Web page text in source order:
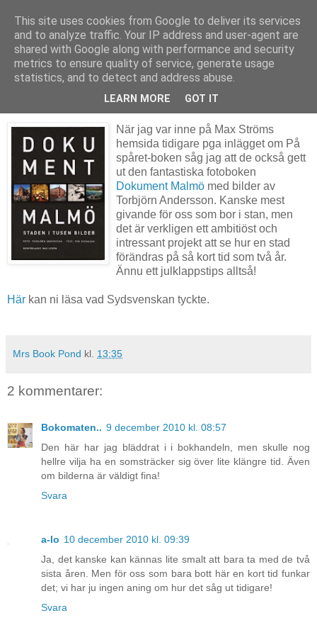
The Book Pond
onsdag 8 december 2010
Dokument Malmö
När jag var inne på Max Ströms
hemsida tidigare pga inlägget om På
spåret-boken såg jag att de också gett
ut den fantastiska fotoboken
Dokument Malmö med bilder av
Torbjörn Andersson. Kanske mest
givande för oss som bor i stan, men
det är verkligen ett ambitiöst och
intressant projekt att se hur en stad
förändras på så kort tid som två år.
Ännu ett julklappstips alltså!
Här kan ni läsa vad Sydsvenskan tyckte.
Mrs Book Pond kl. 13:35
2 kommentarer:
Bokomaten.. 9 december 2010 kl. 08:57
Den här har jag bläddrat i i bokhandeln, men skulle nog
hellre vilja ha en somsträcker sig över lite klängre tid. Även
om bilderna är väldigt fina!
Svara
a-lo 10 december 2010 kl. 09:39
Ja, det kanske kan kännas lite smalt att bara ta med de två
sista åren. Men för oss som bara bott här en kort tid funkar
det; vi har ju ingen aning om hur det såg ut tidigare!
Svara
This site uses cookies from Google to deliver its services
and to analyze traffic. Your IP address and user-agent are
shared with Google along with performance and security
metrics to ensure quality of service, generate usage
statistics, and to detect and address abuse.
LEARN MORE GOT IT